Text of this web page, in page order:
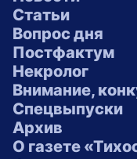
Статьи
Вопрос дня
Постфактум
Некролог
Внимание,
Спецвыпуски
Архив
О газете